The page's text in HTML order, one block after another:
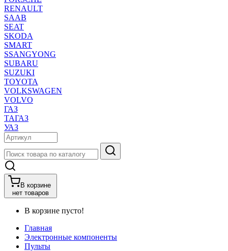
RENAULT
SAAB
SEAT
SKODA
SMART
SSANGYONG
SUBARU
SUZUKI
TOYOTA
VOLKSWAGEN
VOLVO
ГАЗ
ТАГАЗ
УАЗ
В корзине
нет товаров
В корзине пусто!
Главная
Электронные компоненты
Пульты